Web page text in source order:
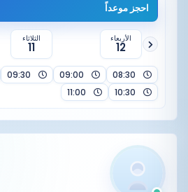
احجز موعداً
الأربعاء
12
الثلاثاء
11